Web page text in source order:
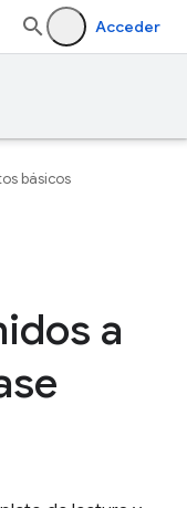
Acceder
básicos
a